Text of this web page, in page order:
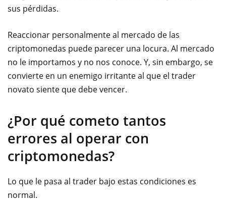
sus pérdidas.
Reaccionar personalmente al mercado de las
criptomonedas puede parecer una locura. Al mercado
no le importamos y no nos conoce. Y, sin embargo, se
convierte en un enemigo irritante al que el trader
novato siente que debe vencer.
¿Por qué cometo tantos
errores al operar con
criptomonedas?
Lo que le pasa al trader bajo estas condiciones es
normal.